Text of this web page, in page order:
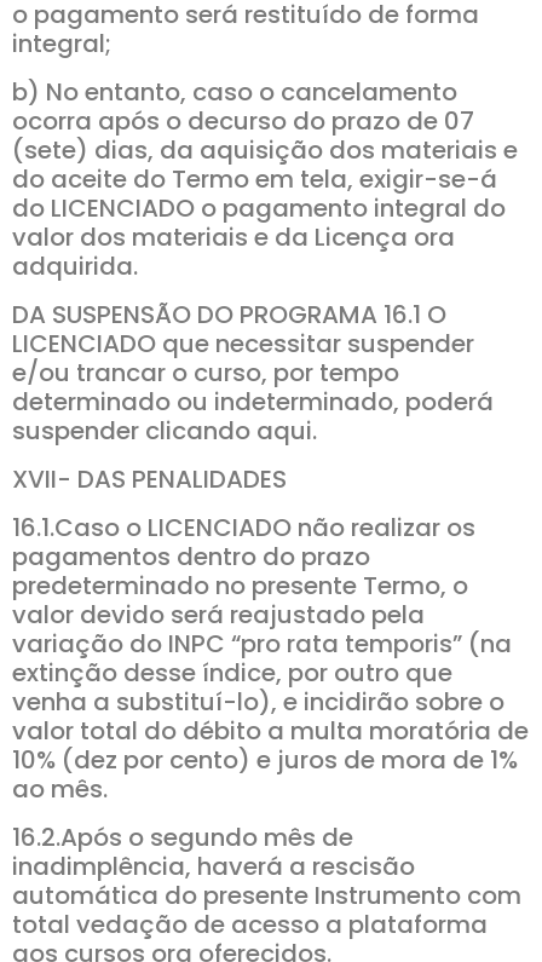
o pagamento será restituído de forma
integral;
b) No entanto, caso o cancelamento
ocorra após o decurso do prazo de 07
(sete) dias, da aquisição dos materiais e
do aceite do Termo em tela, exigir-se-á
do LICENCIADO o pagamento integral do
valor dos materiais e da Licença ora
adquirida.
DA SUSPENSÃO DO PROGRAMA 16.1 O
LICENCIADO que necessitar suspender
e/ou trancar o curso, por tempo
determinado ou indeterminado, poderá
suspender clicando aqui.
XVII- DAS PENALIDADES
16.1.Caso o LICENCIADO não realizar os
pagamentos dentro do prazo
predeterminado no presente Termo, o
valor devido será reajustado pela
variação do INPC “pro rata temporis” (na
extinção desse índice, por outro que
venha a substituí-lo), e incidirão sobre o
valor total do débito a multa moratória de
10% (dez por cento) e juros de mora de 1%
ao mês.
16.2.Após o segundo mês de
inadimplência, haverá a rescisão
automática do presente Instrumento com
total vedação de acesso a plataforma
aos cursos ora oferecidos.